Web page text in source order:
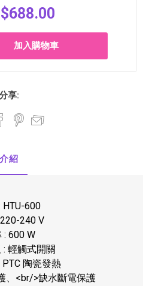
$688.00
享:
介紹
HTU-600
240 V
: 600 W
: 輕觸式開關
陶瓷發熱
、<br/>缺水斷電保護